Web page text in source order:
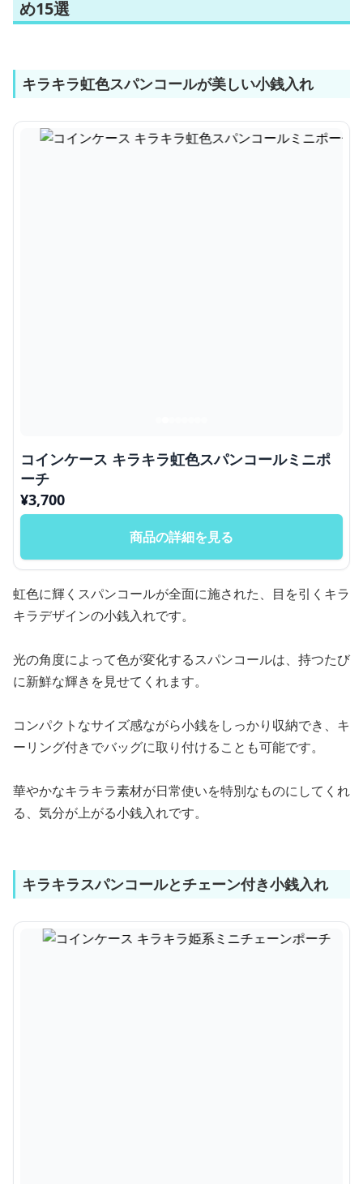
め15選
キラキラ虹色スパンコールが美しい小銭入れ
コインケース キラキラ虹色スパンコールミニポ
ーチ
¥3,700
商品の詳細を見る
虹色に輝くスパンコールが全面に施された、目を引くキラ
キラデザインの小銭入れです。
光の角度によって色が変化するスパンコールは、持つたび
に新鮮な輝きを見せてくれます。
コンパクトなサイズ感ながら小銭をしっかり収納でき、キ
ーリング付きでバッグに取り付けることも可能です。
華やかなキラキラ素材が日常使いを特別なものにしてくれ
る、気分が上がる小銭入れです。
キラキラスパンコールとチェーン付き小銭入れ